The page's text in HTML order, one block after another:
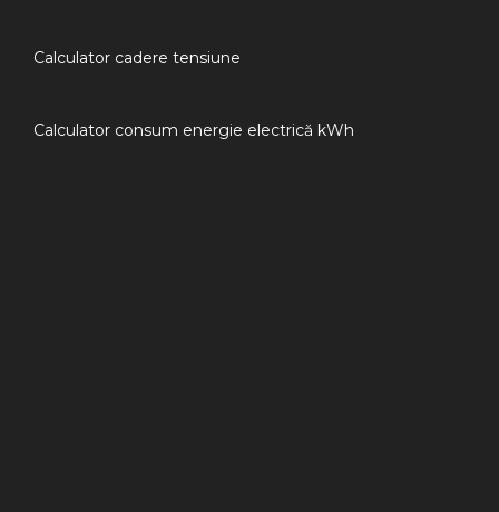
Calculator cadere tensiune
Calculator consum energie electrică kWh